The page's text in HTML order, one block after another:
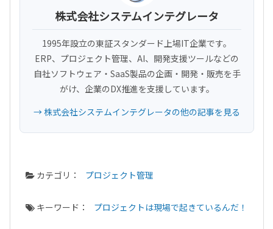
株式会社システムインテグレータ
1995年設立の東証スタンダード上場IT企業です。
ERP、プロジェクト管理、AI、開発支援ツールなどの
自社ソフトウェア・SaaS製品の企画・開発・販売を手
がけ、企業のDX推進を支援しています。
→ 株式会社システムインテグレータの他の記事を見る
カテゴリ： プロジェクト管理
キーワード： プロジェクトは現場で起きているんだ！